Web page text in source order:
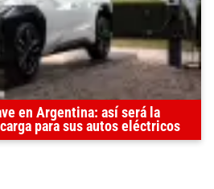
en Argentina: así será la
para sus autos eléctricos